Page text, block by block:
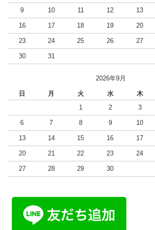
9 10 11 12 13
16 17 18 19 20
23 24 25 26 27
30 31
2026年9月
日 月 火 水 木
1
2 3
6 7 8 9 10
13 14 15 16 17
20 21 22 23 24
27 28 29 30